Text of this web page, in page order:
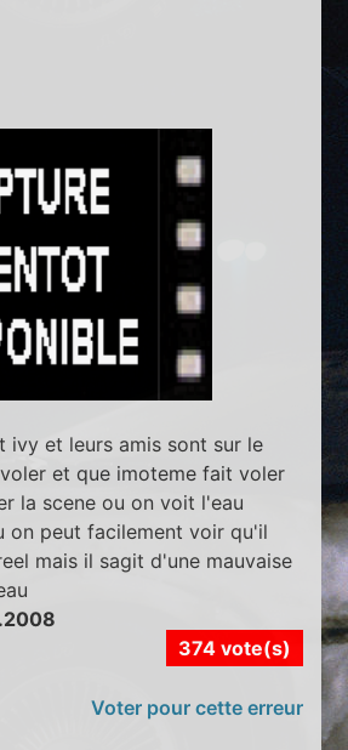
ivy et leurs amis sont sur le
et que imoteme fait voler
la scene ou on voit l'eau
on peut facilement voir qu'il
mais il sagit d'une mauvaise
374 vote(s)
Voter pour cette erreur